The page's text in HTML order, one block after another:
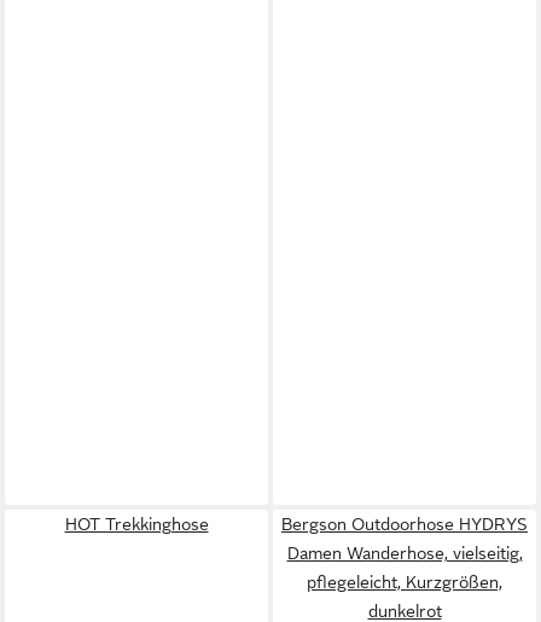
HOT Trekkinghose
Bergson Outdoorhose HYDRYS
Damen Wanderhose, vielseitig,
pflegeleicht, Kurzgrößen,
dunkelrot